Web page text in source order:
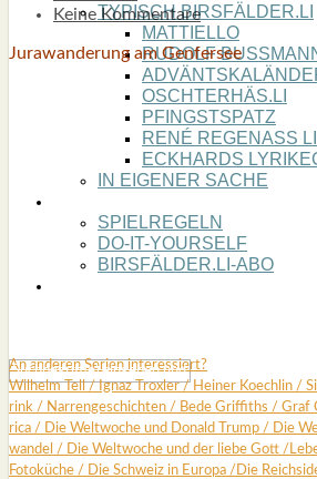
TYPISCH BIRSFÄLDER.LI
MATTIELLO
RUDOLF
OSCHTERHÄS.LI
PFINGST­SPATZ
RENÉ REGEN­ASS
ECK­HARDS
IN EIGE­NER SACHE
SPIEL­RE­GELN
DO-IT-YOUR­S­ELF
BIRSFÄLDER.LI-ABO
Keine Kommentare
Jura­wan­de­rung am Gen­fer­see
An ande­ren Seri­en inter­es­siert?
Wil­helm Tell/Ignaz Trox­ler/ Hei­ner Koech­lin /
rink / Nar­ren­ge­schich­ten / Bede Grif­fiths / Graf
rica / Die Welt­wo­che und Donald Trump / Die
wan­del / Die Welt­wo­che und der lie­be Gott /
Foto­kü­che / Die Schweiz in Euro­pa /Die